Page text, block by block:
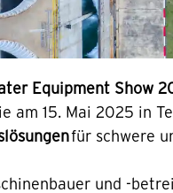
Equipment Show
am 15. Mai 2025 in
für schwere
und -